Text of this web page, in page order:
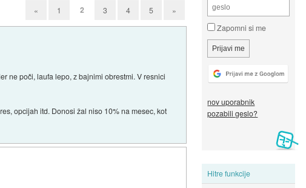
Zapomni si me
nov uporabnik
pozabili geslo?
Hitre funkcije
« 1 2 3 4 5 »
ne poči, laufa lepo, z bajnimi obrestmi. V resnici
opcijah itd. Donosi žal niso 10% na mesec, kot